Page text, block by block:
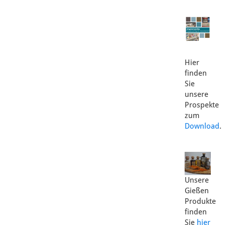
Hier
finden
Sie
unsere
Prospekte
zum
Download.
Unsere
Gießen
Produkte
finden
Sie hier